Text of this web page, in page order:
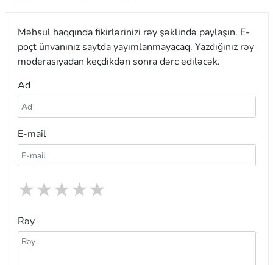
Məhsul haqqında fikirlərinizi rəy şəklində paylaşın. E-
poçt ünvanınız saytda yayımlanmayacaq. Yazdığınız rəy
moderasiyadan keçdikdən sonra dərc ediləcək.
Ad
E-mail
★
★
★
★
★
Rəy